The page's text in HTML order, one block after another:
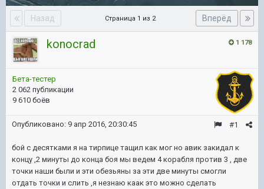
Назад Вперёд
Страница 1 из 2
1 178
konocrad
Бета-тестер
2 062 публикации
9 610 боёв
#1
Опубликовано: 9 апр 2016, 20:30:45
бой с десятками я на тирпице тащил как мог но авик закидал к
концу ,2 минуты до конца боя мы ведем 4 корабля против 3 , две
точки наши были и эти обезьяны за эти две минуты смогли
отдать точки и слить ,я незнаю каак это можно сделать